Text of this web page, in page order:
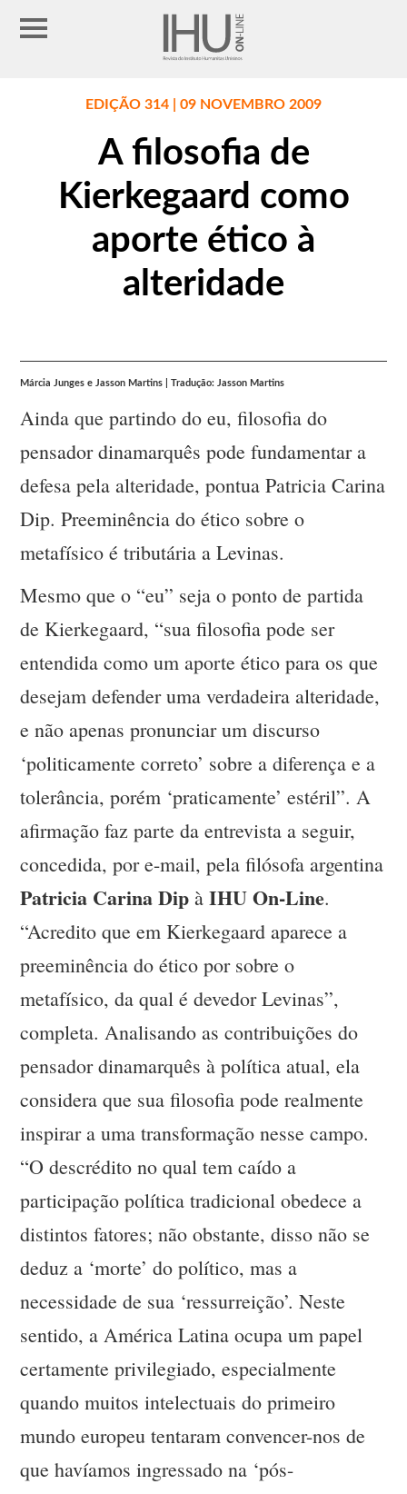
EDIÇÃO 314 | 09 NOVEMBRO 2009
A filosofia de
Kierkegaard como
aporte ético à
alteridade
Márcia Junges e Jasson Martins | Tradução: Jasson Martins
Ainda que partindo do eu, filosofia do
pensador dinamarquês pode fundamentar a
defesa pela alteridade, pontua Patricia Carina
Dip. Preeminência do ético sobre o
metafísico é tributária a Levinas.
Mesmo que o “eu” seja o ponto de partida
de Kierkegaard, “sua filosofia pode ser
entendida como um aporte ético para os que
desejam defender uma verdadeira alteridade,
e não apenas pronunciar um discurso
‘politicamente correto’ sobre a diferença e a
tolerância, porém ‘praticamente’ estéril”. A
afirmação faz parte da entrevista a seguir,
concedida, por e-mail, pela filósofa argentina
Patricia Carina Dip àIHU On-Line.
“Acredito que em Kierkegaard aparece a
preeminência do ético por sobre o
metafísico, da qual é devedor Levinas”,
completa. Analisando as contribuições do
pensador dinamarquês à política atual, ela
considera que sua filosofia pode realmente
inspirar a uma transformação nesse campo.
“O descrédito no qual tem caído a
participação política tradicional obedece a
distintos fatores; não obstante, disso não se
deduz a ‘morte’ do político, mas a
necessidade de sua ‘ressurreição’. Neste
sentido, a América Latina ocupa um papel
certamente privilegiado, especialmente
quando muitos intelectuais do primeiro
mundo europeu tentaram convencer-nos de
que havíamos ingressado na ‘pós-